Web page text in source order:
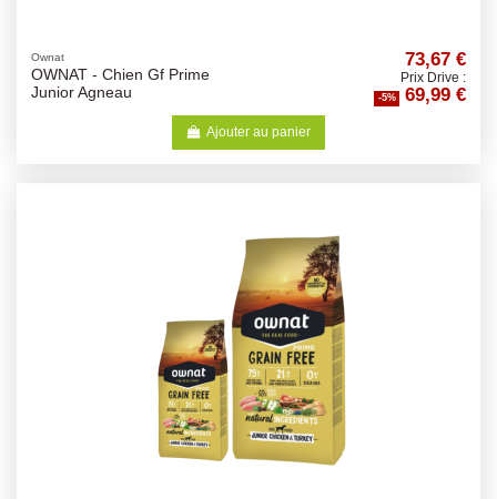
Ownat
OWNAT - Chien Gf Prime
Junior Agneau
73,67 €
Prix Drive :
-5% 69,99 €
Ajouter au panier